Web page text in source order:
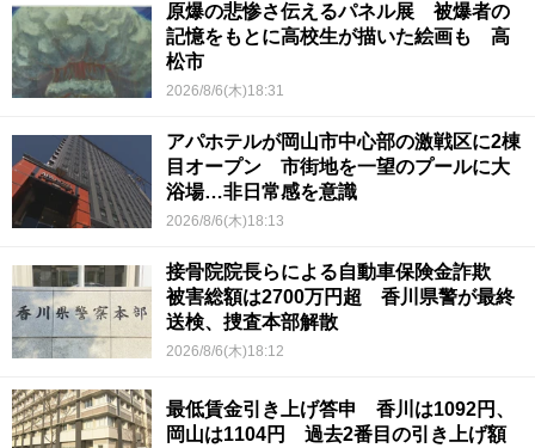
原爆の悲惨さ伝えるパネル展 被爆者の
記憶をもとに高校生が描いた絵画も 高
松市
2026/8/6(木)18:31
アパホテルが岡山市中心部の激戦区に2棟
目オープン 市街地を一望のプールに大
浴場…非日常感を意識
2026/8/6(木)18:13
接骨院院長らによる自動車保険金詐欺
被害総額は2700万円超 香川県警が最終
送検、捜査本部解散
2026/8/6(木)18:12
最低賃金引き上げ答申 香川は1092円、
岡山は1104円 過去2番目の引き上げ額